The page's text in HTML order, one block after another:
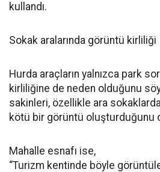
kullandı.
Sokak aralarında görüntü kirliliği
Hurda araçların yalnızca park
kirliliğine de neden olduğunu
sakinleri, özellikle ara
kötü bir görüntü oluşturduğunu
Mahalle esnafı ise,
“Turizm kentinde böyle